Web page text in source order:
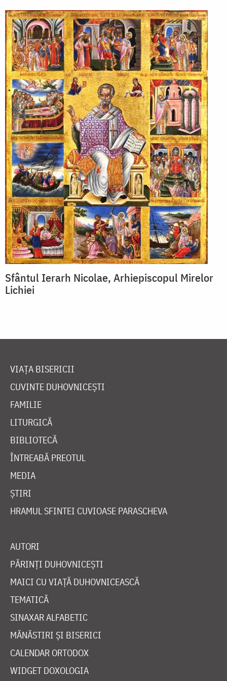
Sfântul Ierarh Nicolae, Arhiepiscopul Mirelor
Lichiei
VIAȚA BISERICII
CUVINTE DUHOVNICEȘTI
FAMILIE
LITURGICĂ
BIBLIOTECĂ
ÎNTREABĂ PREOTUL
MEDIA
ȘTIRI
HRAMUL SFINTEI CUVIOASE PARASCHEVA
AUTORI
PĂRINȚI DUHOVNICEȘTI
MAICI CU VIAȚĂ DUHOVNICEASCĂ
TEMATICĂ
SINAXAR ALFABETIC
MĂNĂSTIRI ȘI BISERICI
CALENDAR ORTODOX
WIDGET DOXOLOGIA